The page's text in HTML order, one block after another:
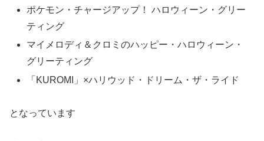
ポケモン・チャージアップ！ ハロウィーン・グリー
ティング
マイメロディ＆クロミのハッピー・ハロウィーン・
グリーティング
「KUROMI」×ハリウッド・ドリーム・ザ・ライド
となっています